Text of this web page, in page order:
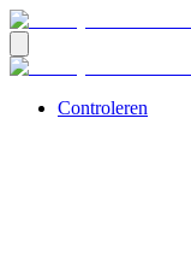
Controleren